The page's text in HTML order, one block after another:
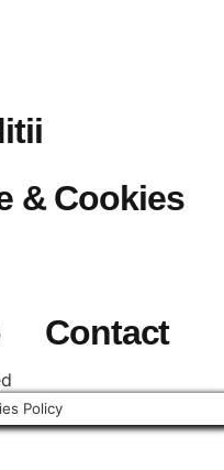
& Cookies
Contact
Policy